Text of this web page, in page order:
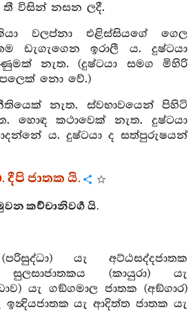
තී විසින් නසන ලදී.
වලප්නා එළිස්සියගේ ගෙල
ඩැගැගෙන ඉරාලී ය. දුෂ්ටයා
නැත. (දුෂ්ටයා සමග මිහිරි
නො වේ.)
නීතියෙක් නැත. ස්වභාවයෙන් පිහිටි
හොඳ කථාවෙක් නැත. දුෂ්ටයා
ය. දුෂ්ටයා ද සත්පුරුෂයන්
දීපි ජාතක යි.
කච්චානිවර්‍ග යි.
යැ අට්ඨසද්දජාතක
(කායුරා) යැ
යැ ගඞ්ගමාල ජාතක (අඞ්ගාර)
ඉන්‍දියජාතක යැ ආදිත්ත ජාතක යැ